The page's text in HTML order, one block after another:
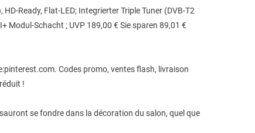
Ready, Flat-LED; Integrierter Triple Tuner (DVB-T2
Modul-Schacht ; UVP 189,00 € Sie sparen 89,01 €
Codes promo, ventes flash, livraison
!
se fondre dans la décoration du salon, quel que